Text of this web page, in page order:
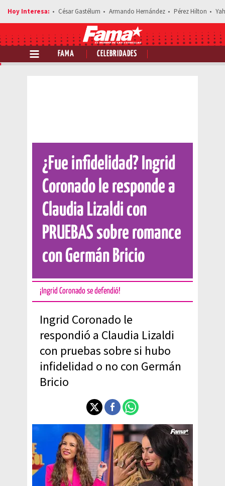
César Gastélum Armando Hernández Pérez Hilton
FAMA CELEBRIDADES
Comparte esta noticia
¿Fue infidelidad? Ingrid
Coronado le responde a
Claudia Lizaldi con
PRUEBAS sobre romance
con Germán Bricio
¡Ingrid Coronado se defendió!
Ingrid Coronado le
respondió a Claudia Lizaldi
con pruebas sobre si hubo
infidelidad o no con Germán
Bricio